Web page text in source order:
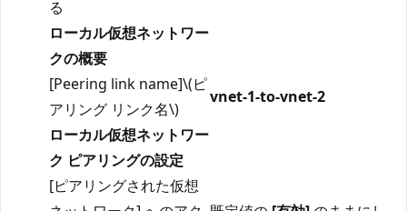
る
ローカル仮想ネットワー
クの概要
[Peering link name]\(ピ
アリング リンク名\)
vnet-1-to-vnet-2
ローカル仮想ネットワー
ク ピアリングの設定
[ピアリングされた仮想